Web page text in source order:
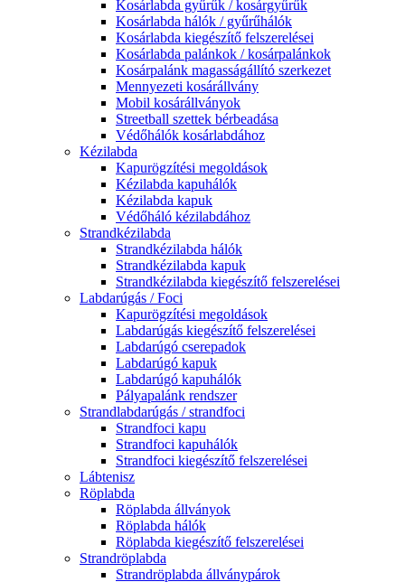
Kosárlabda gyűrűk / kosárgyűrűk
Kosárlabda hálók / gyűrűhálók
Kosárlabda kiegészítő felszerelései
Kosárlabda palánkok / kosárpalánkok
Kosárpalánk magasságállító szerkezet
Mennyezeti kosárállvány
Mobil kosárállványok
Streetball szettek bérbeadása
Védőhálók kosárlabdához
Kézilabda
Kapurögzítési megoldások
Kézilabda kapuhálók
Kézilabda kapuk
Védőháló kézilabdához
Strandkézilabda
Strandkézilabda hálók
Strandkézilabda kapuk
Strandkézilabda kiegészítő felszerelései
Labdarúgás / Foci
Kapurögzítési megoldások
Labdarúgás kiegészítő felszerelései
Labdarúgó cserepadok
Labdarúgó kapuk
Labdarúgó kapuhálók
Pályapalánk rendszer
Strandlabdarúgás / strandfoci
Strandfoci kapu
Strandfoci kapuhálók
Strandfoci kiegészítő felszerelései
Lábtenisz
Röplabda
Röplabda állványok
Röplabda hálók
Röplabda kiegészítő felszerelései
Strandröplabda
Strandröplabda állványpárok